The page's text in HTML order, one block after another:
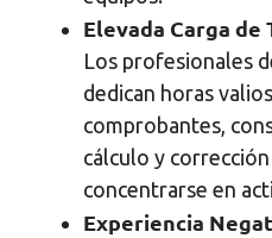
Elevada Carga de
Los profesionales
dedican horas
comprobantes,
cálculo y
concentrarse en
Experiencia